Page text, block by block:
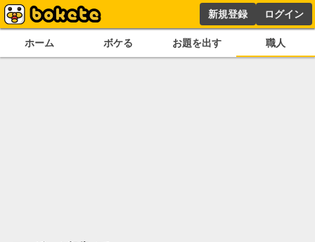
新規登録 ログイン
ホーム ボケる お題を出す 職人